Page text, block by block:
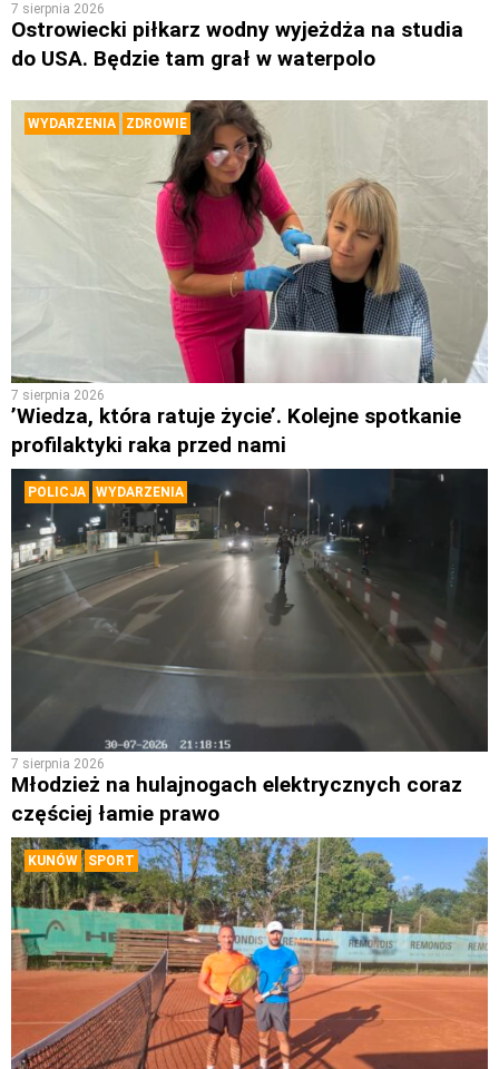
7 sierpnia 2026
Ostrowiecki piłkarz wodny wyjeżdża na studia
do USA. Będzie tam grał w waterpolo
WYDARZENIA ZDROWIE
7 sierpnia 2026
’Wiedza, która ratuje życie’. Kolejne spotkanie
profilaktyki raka przed nami
POLICJA WYDARZENIA
7 sierpnia 2026
Młodzież na hulajnogach elektrycznych coraz
częściej łamie prawo
KUNÓW SPORT